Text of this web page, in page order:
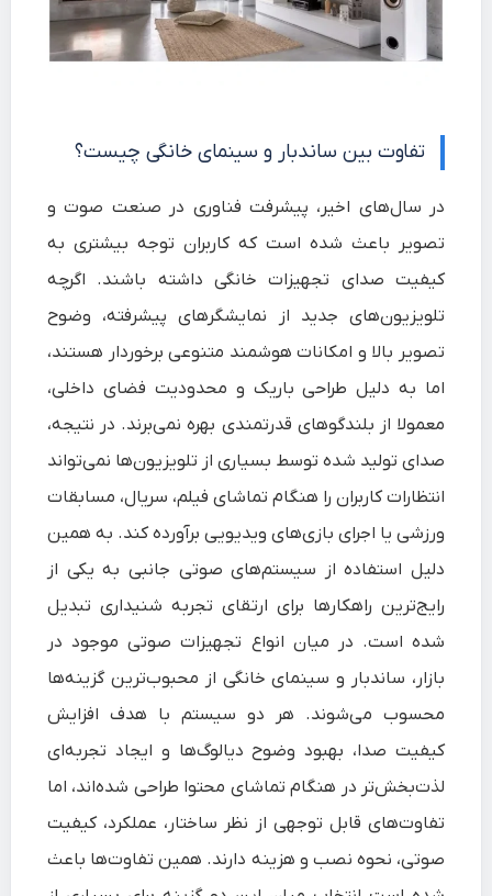
تفاوت بین ساندبار و سینمای خانگی چیست؟
در سال‌های اخیر، پیشرفت فناوری در صنعت صوت و
تصویر باعث شده است که کاربران توجه بیشتری به
کیفیت صدای تجهیزات خانگی داشته باشند. اگرچه
تلویزیون‌های جدید از نمایشگرهای پیشرفته، وضوح
تصویر بالا و امکانات هوشمند متنوعی برخوردار هستند،
اما به دلیل طراحی باریک و محدودیت فضای داخلی،
معمولا از بلندگوهای قدرتمندی بهره نمی‌برند. در نتیجه،
صدای تولید شده توسط بسیاری از تلویزیون‌ها نمی‌تواند
انتظارات کاربران را هنگام تماشای فیلم، سریال، مسابقات
ورزشی یا اجرای بازی‌های ویدیویی برآورده کند. به همین
دلیل استفاده از سیستم‌های صوتی جانبی به یکی از
رایج‌ترین راهکارها برای ارتقای تجربه شنیداری تبدیل
شده است. در میان انواع تجهیزات صوتی موجود در
بازار، ساندبار و سینمای خانگی از محبوب‌ترین گزینه‌ها
محسوب می‌شوند. هر دو سیستم با هدف افزایش
کیفیت صدا، بهبود وضوح دیالوگ‌ها و ایجاد تجربه‌ای
لذت‌بخش‌تر در هنگام تماشای محتوا طراحی شده‌اند، اما
تفاوت‌های قابل توجهی از نظر ساختار، عملکرد، کیفیت
صوتی، نحوه نصب و هزینه دارند. همین تفاوت‌ها باعث